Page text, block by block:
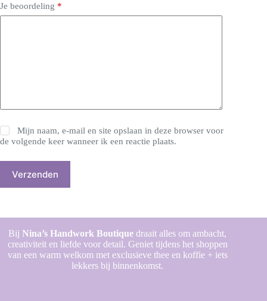
Je beoordeling *
Mijn naam, e-mail en site opslaan in deze browser voor
de volgende keer wanneer ik een reactie plaats.
Verzenden
BijNina’s Handwork Boutique draait alles om ambacht,
creativiteit en liefde voor detail. Geniet tijdens het shoppen
van een warm welkom met exclusieve thee en koffie + iets
lekkers bij binnenkomst.